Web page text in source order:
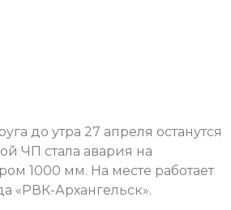
до утра 27 апреля останутся
ЧП стала авария на
1000 мм. На месте работает
«РВК-Архангельск».